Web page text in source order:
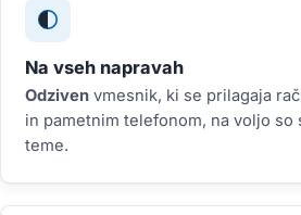
Na vseh napravah
Odziven vmesnik, ki se prilagaja
in pametnim telefonom, na voljo so
teme.